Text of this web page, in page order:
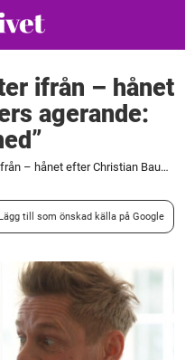
ifrån – hånet
agerande:
Niclas Wahlgren ryter ifrån – hånet efter Christian Bauers agerande: "Vad håller du på med"
Lägg till som önskad källa på Google